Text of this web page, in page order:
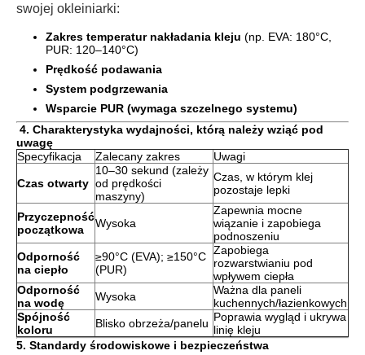
swojej okleiniarki:
Zakres temperatur nakładania kleju (np. EVA: 180°C,
PUR: 120–140°C)
Prędkość podawania
System podgrzewania
Wsparcie PUR (wymaga szczelnego systemu)
4. Charakterystyka wydajności, którą należy wziąć pod
uwagę
Specyfikacja
Zalecany zakres Uwagi
Czas otwarty
10–30 sekund (zależy
od prędkości
maszyny)
Czas, w którym klej
pozostaje lepki
Przyczepność
początkowa
Wysoka
Zapewnia mocne
wiązanie i zapobiega
podnoszeniu
Odporność
na ciepło
≥90°C (EVA); ≥150°C
(PUR)
Zapobiega
rozwarstwianiu pod
wpływem ciepła
Odporność
na wodę
Wysoka
Ważna dla paneli
kuchennych/łazienkowych
Spójność
koloru
Blisko obrzeża/panelu Poprawia wygląd i ukrywa
linię kleju
5. Standardy środowiskowe i bezpieczeństwa